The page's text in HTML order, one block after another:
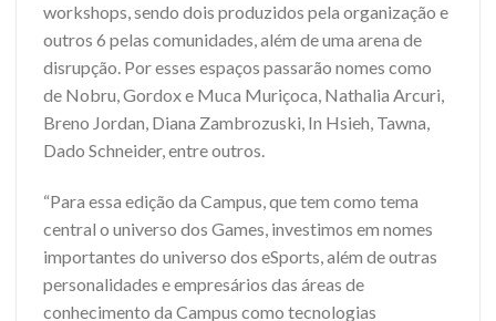
workshops, sendo dois produzidos pela organização e
outros 6 pelas comunidades, além de uma arena de
disrupção. Por esses espaços passarão nomes como
de Nobru, Gordox e Muca Muriçoca, Nathalia Arcuri,
Breno Jordan, Diana Zambrozuski, In Hsieh, Tawna,
Dado Schneider, entre outros.
“Para essa edição da Campus, que tem como tema
central o universo dos Games, investimos em nomes
importantes do universo dos eSports, além de outras
personalidades e empresários das áreas de
conhecimento da Campus como tecnologias